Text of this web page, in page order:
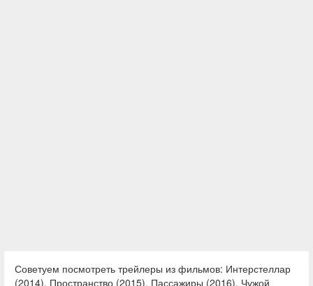
Советуем посмотреть трейлеры из фильмов: Интерстеллар
(2014), Пространство (2015), Пассажиры (2016), Чужой